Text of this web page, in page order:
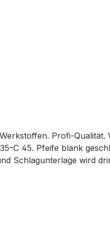
Profi-Qualität.
45. Pfeife blank
Schlagunterlage wird